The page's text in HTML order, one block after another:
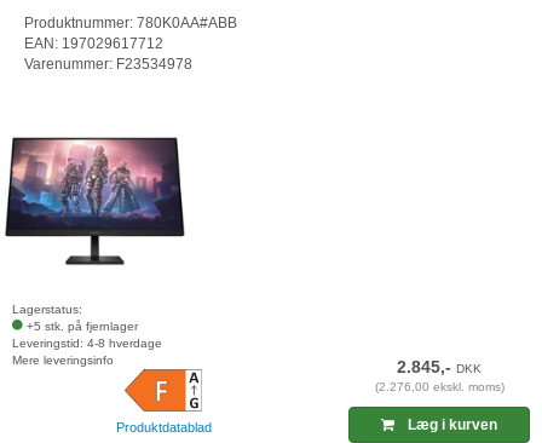
Produktnummer: 780K0AA#ABB
EAN: 197029617712
Varenummer: F23534978
Lagerstatus:
+5 stk. på fjernlager
Leveringstid: 4-8 hverdage
Mere leveringsinfo
Produktdatablad
2.845,-DKK
(2.276,00 ekskl. moms)
Læg i kurven